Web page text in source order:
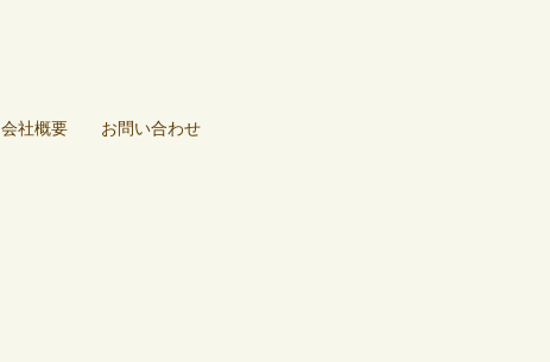
会社概要 お問い合わせ